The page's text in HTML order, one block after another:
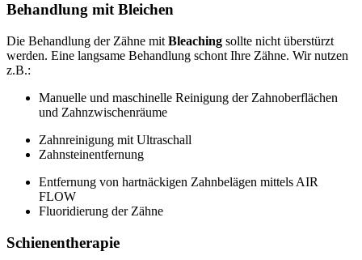
Behandlung mit Bleichen
Die Behandlung der Zähne mit Bleaching sollte nicht überstürzt
werden. Eine langsame Behandlung schont Ihre Zähne. Wir nutzen
z.B.:
Manuelle und maschinelle Reinigung der Zahnoberflächen
und Zahnzwischenräume
Zahnreinigung mit Ultraschall
Zahnsteinentfernung
Entfernung von hartnäckigen Zahnbelägen mittels AIR
FLOW
Fluoridierung der Zähne
Schienentherapie